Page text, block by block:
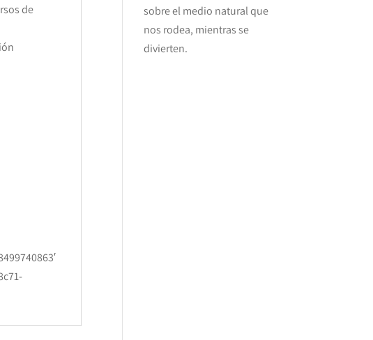
de
sobre el medio natural que
nos rodea, mientras se
divierten.